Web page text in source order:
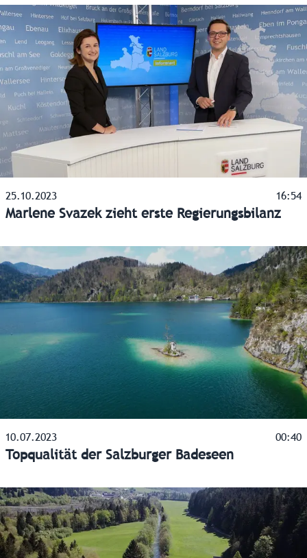
25.10.2023 16:54
Marlene Svazek zieht erste Regierungsbilanz
10.07.2023 00:40
Topqualität der Salzburger Badeseen